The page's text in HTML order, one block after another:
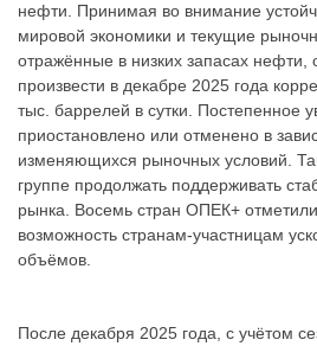
нефти. Принимая во внимание
мировой экономики и текущие
отражённые в низких запасах нефти,
произвести в декабре 2025 года
тыс. баррелей в сутки. Постепенное
приостановлено или отменено в
изменяющихся рыночных условий.
группе продолжать поддерживать
рынка. Восемь стран ОПЕК+
возможность странам-участницам
объёмов.
После декабря 2025 года, с учётом